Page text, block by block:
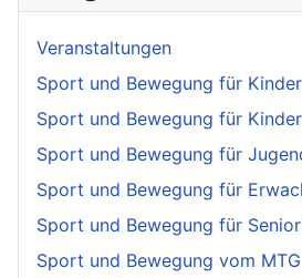
Veranstaltungen
Sport und Bewegung für Kinder
Sport und Bewegung für
Sport und Bewegung für
Sport und Bewegung für
Sport und Bewegung für
Sport und Bewegung vom MTG